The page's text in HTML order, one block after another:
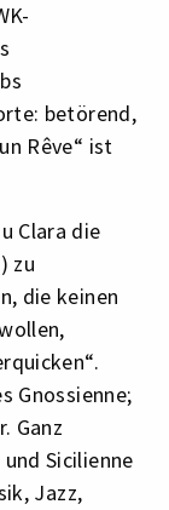
betörend,
Rêve“ ist
Clara die
zu
die keinen
Gnossienne;
Ganz
Sicilienne
Jazz,